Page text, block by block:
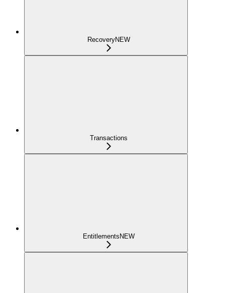
RecoveryNEW
Transactions
EntitlementsNEW